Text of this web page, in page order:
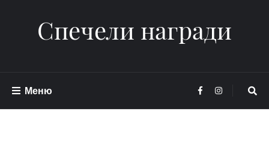
Спечели награди
Меню